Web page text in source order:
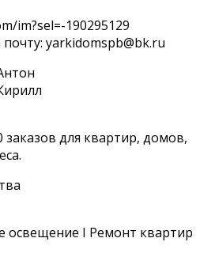
im?sel=-190295129
yarkidomspb@bk.ru
для квартир, домов,